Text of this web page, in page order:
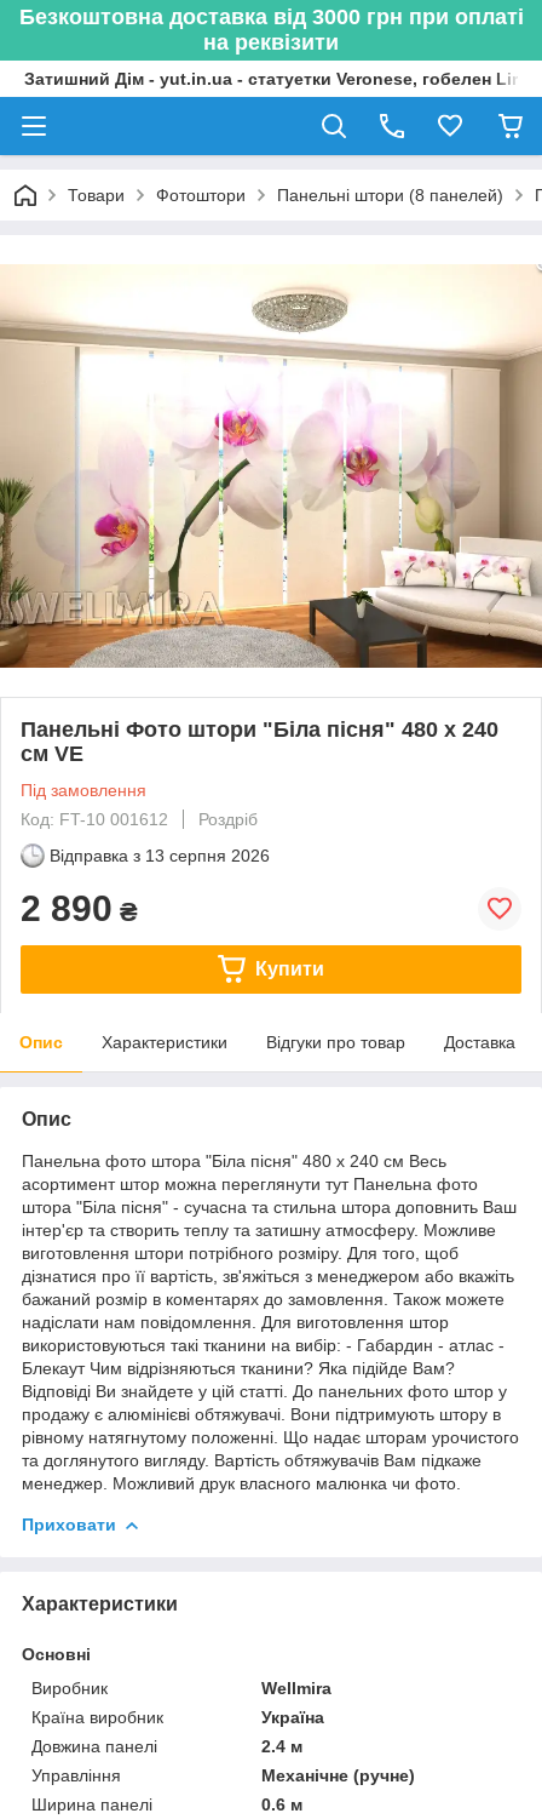
Безкоштовна доставка від 3000 грн при оплаті
на реквізити
Затишний Дім - yut.in.ua - статуетки Veronese, гобелен
Товари Фотоштори Панельні штори (8 панелей)
Панельні Фото штори "Біла пісня" 480 х 240
см VE
Під замовлення
Код: FT-10 001612
Роздріб
Відправка з 13 серпня 2026
2 890 ₴
Купити
Опис Характеристики Відгуки про товар Доставка
Опис
Панельна фото штора "Біла пісня" 480 х 240 см Весь
асортимент штор можна переглянути тут Панельна фото
штора "Біла пісня" - сучасна та стильна штора доповнить Ваш
інтер'єр та створить теплу та затишну атмосферу. Можливе
виготовлення штори потрібного розміру. Для того, щоб
дізнатися про її вартість, зв'яжіться з менеджером або вкажіть
бажаний розмір в коментарях до замовлення. Також можете
надіслати нам повідомлення. Для виготовлення штор
використовуються такі тканини на вибір: - Габардин - атлас -
Блекаут Чим відрізняються тканини? Яка підійде Вам?
Відповіді Ви знайдете у цій статті. До панельних фото штор у
продажу є алюмінієві обтяжувачі. Вони підтримують штору в
рівному натягнутому положенні. Що надає шторам урочистого
та доглянутого вигляду. Вартість обтяжувачів Вам підкаже
менеджер. Можливий друк власного малюнка чи фото.
Приховати
Характеристики
Основні
Виробник
Wellmira
Країна виробник
Україна
Довжина панелі
2.4 м
Управління
Механічне (ручне)
Ширина панелі
0.6 м